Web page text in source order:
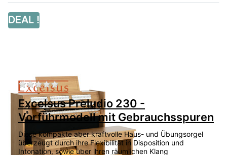
DEAL !
Zu diesem Produkt liegen noch keine
Excelsus Preludio 230 -
Vorführmodell mit Gebrauchsspuren
Diese kompakte aber kraftvolle Haus- und Übungsorgel
überzeugt durch ihre Flexibilität in Disposition und
Intonation, sowie über ihren räumlichen Klang